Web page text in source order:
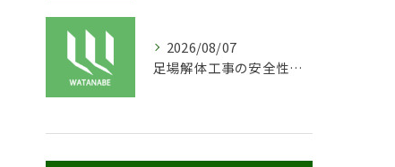
2026/08/07
足場解体工事の安全性と効率化のポイント